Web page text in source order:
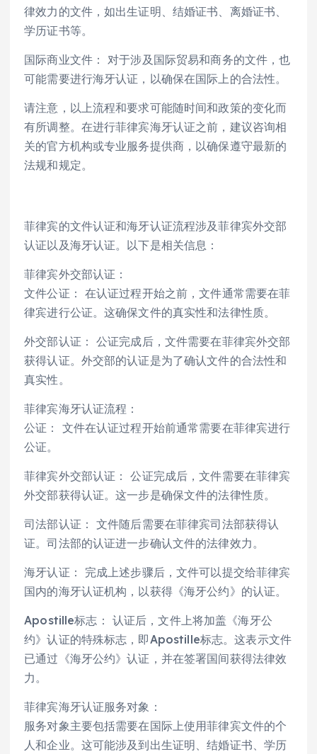
律效力的文件，如出生证明、结婚证书、离婚证书、
学历证书等。
国际商业文件： 对于涉及国际贸易和商务的文件，也
可能需要进行海牙认证，以确保在国际上的合法性。
请注意，以上流程和要求可能随时间和政策的变化而
有所调整。在进行菲律宾海牙认证之前，建议咨询相
关的官方机构或专业服务提供商，以确保遵守最新的
法规和规定。
菲律宾的文件认证和海牙认证流程涉及菲律宾外交部
认证以及海牙认证。以下是相关信息：
菲律宾外交部认证：
文件公证： 在认证过程开始之前，文件通常需要在菲
律宾进行公证。这确保文件的真实性和法律性质。
外交部认证： 公证完成后，文件需要在菲律宾外交部
获得认证。外交部的认证是为了确认文件的合法性和
真实性。
菲律宾海牙认证流程：
公证： 文件在认证过程开始前通常需要在菲律宾进行
公证。
菲律宾外交部认证： 公证完成后，文件需要在菲律宾
外交部获得认证。这一步是确保文件的法律性质。
司法部认证： 文件随后需要在菲律宾司法部获得认
证。司法部的认证进一步确认文件的法律效力。
海牙认证： 完成上述步骤后，文件可以提交给菲律宾
国内的海牙认证机构，以获得《海牙公约》的认证。
Apostille标志： 认证后，文件上将加盖《海牙公
约》认证的特殊标志，即Apostille标志。这表示文件
已通过《海牙公约》认证，并在签署国间获得法律效
力。
菲律宾海牙认证服务对象：
服务对象主要包括需要在国际上使用菲律宾文件的个
人和企业。这可能涉及到出生证明、结婚证书、学历